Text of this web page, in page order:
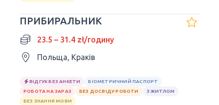
ПРИБИРАЛЬНИК
23.5 – 31.4 zł/годину
Польща, Краків
ВІДГУК БЕЗ АНКЕТИ
БІОМЕТРИЧНИЙ ПАСПОРТ
РОБОТА НА ЗАРАЗ
БЕЗ ДОСВІДУ РОБОТИ
З ЖИТЛОМ
БЕЗ ЗНАННЯ МОВИ